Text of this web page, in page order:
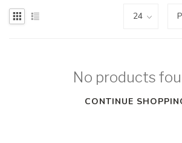
No products
CONTINUE